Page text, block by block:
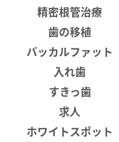
精密根管治療
歯の移植
バッカルファット
入れ歯
すきっ歯
求人
ホワイトスポット